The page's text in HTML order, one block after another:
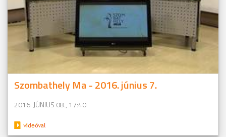
Szombathely Ma - 2016. június 7.
2016. JÚNIUS 08., 17:40